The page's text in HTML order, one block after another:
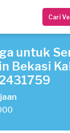
Cari
untuk
Bekasi